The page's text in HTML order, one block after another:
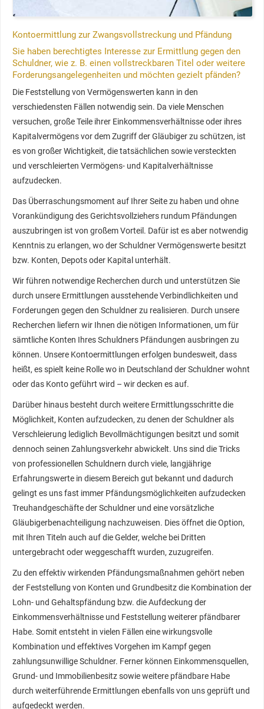
Kontoermittlung zur Zwangsvollstreckung und Pfändung
Sie haben berechtigtes Interesse zur Ermittlung gegen den
Schuldner, wie z. B. einen vollstreckbaren Titel oder weitere
Forderungsangelegenheiten und möchten gezielt pfänden?
Die Feststellung von Vermögenswerten kann in den
verschiedensten Fällen notwendig sein. Da viele Menschen
versuchen, große Teile ihrer Einkommensverhältnisse oder ihres
Kapitalvermögens vor dem Zugriff der Gläubiger zu schützen, ist
es von großer Wichtigkeit, die tatsächlichen sowie versteckten
und verschleierten Vermögens- und Kapitalverhältnisse
aufzudecken.
Das Überraschungsmoment auf Ihrer Seite zu haben und ohne
Vorankündigung des Gerichtsvollziehers rundum Pfändungen
auszubringen ist von großem Vorteil. Dafür ist es aber notwendig
Kenntnis zu erlangen, wo der Schuldner Vermögenswerte besitzt
bzw. Konten, Depots oder Kapital unterhält.
Wir führen notwendige Recherchen durch und unterstützen Sie
durch unsere Ermittlungen ausstehende Verbindlichkeiten und
Forderungen gegen den Schuldner zu realisieren. Durch unsere
Recherchen liefern wir Ihnen die nötigen Informationen, um für
sämtliche Konten Ihres Schuldners Pfändungen ausbringen zu
können. Unsere Kontoermittlungen erfolgen bundesweit, dass
heißt, es spielt keine Rolle wo in Deutschland der Schuldner wohnt
oder das Konto geführt wird – wir decken es auf.
Darüber hinaus besteht durch weitere Ermittlungsschritte die
Möglichkeit, Konten aufzudecken, zu denen der Schuldner als
Verschleierung lediglich Bevollmächtigungen besitzt und somit
dennoch seinen Zahlungsverkehr abwickelt. Uns sind die Tricks
von professionellen Schuldnern durch viele, langjährige
Erfahrungswerte in diesem Bereich gut bekannt und dadurch
gelingt es uns fast immer Pfändungsmöglichkeiten aufzudecken
Treuhandgeschäfte der Schuldner und eine vorsätzliche
Gläubigerbenachteiligung nachzuweisen. Dies öffnet die Option,
mit Ihren Titeln auch auf die Gelder, welche bei Dritten
untergebracht oder weggeschafft wurden, zuzugreifen.
Zu den effektiv wirkenden Pfändungsmaßnahmen gehört neben
der Feststellung von Konten und Grundbesitz die Kombination der
Lohn- und Gehaltspfändung bzw. die Aufdeckung der
Einkommensverhältnisse und Feststellung weiterer pfändbarer
Habe. Somit entsteht in vielen Fällen eine wirkungsvolle
Kombination und effektives Vorgehen im Kampf gegen
zahlungsunwillige Schuldner. Ferner können Einkommensquellen,
Grund- und Immobilienbesitz sowie weitere pfändbare Habe
durch weiterführende Ermittlungen ebenfalls von uns geprüft und
aufgedeckt werden.